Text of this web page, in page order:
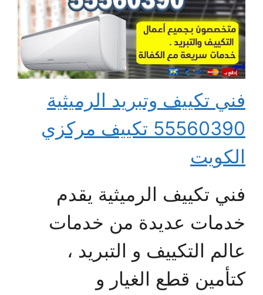
فني تكييف وتبريد الرميثية
55560390 تكييف مركزي
الكويت
فني تكييف الرميثية يقدم
خدمات عديدة من خدمات
عالم التكييف و التبريد ،
كتأمين قطع الغيار و